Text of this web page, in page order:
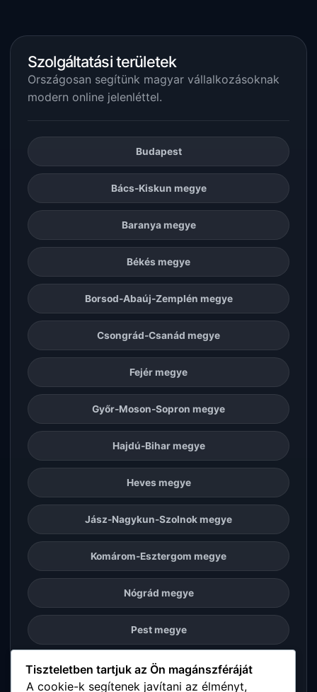
Szolgáltatási területek
Országosan segítünk magyar vállalkozásoknak
modern online jelenléttel.
Budapest
Bács-Kiskun megye
Baranya megye
Békés megye
Borsod-Abaúj-Zemplén megye
Csongrád-Csanád megye
Fejér megye
Győr-Moson-Sopron megye
Hajdú-Bihar megye
Heves megye
Jász-Nagykun-Szolnok megye
Komárom-Esztergom megye
Nógrád megye
Pest megye
Somogy megye
Tiszteletben tartjuk az Ön magánszféráját
A cookie-k segítenek javítani az élményt,